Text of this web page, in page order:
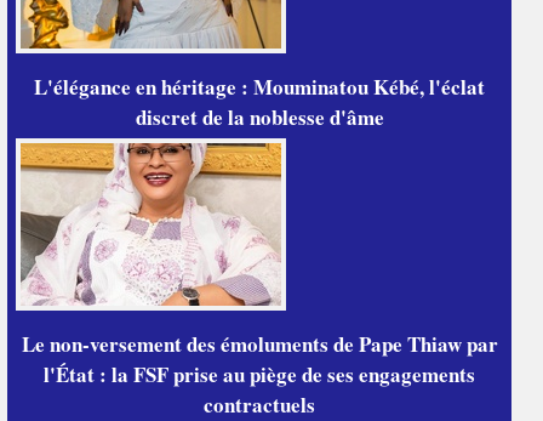
L'élégance en héritage : Mouminatou Kébé, l'éclat
discret de la noblesse d'âme
Le non-versement des émoluments de Pape Thiaw par
l'État : la FSF prise au piège de ses engagements
contractuels